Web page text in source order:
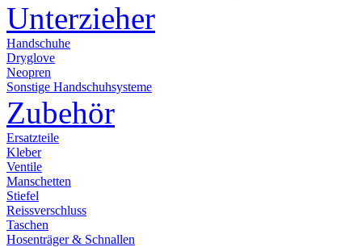
Unterzieher
Handschuhe
Dryglove
Neopren
Sonstige Handschuhsysteme
Zubehör
Ersatzteile
Kleber
Ventile
Manschetten
Stiefel
Reissverschluss
Taschen
Hosenträger & Schnallen